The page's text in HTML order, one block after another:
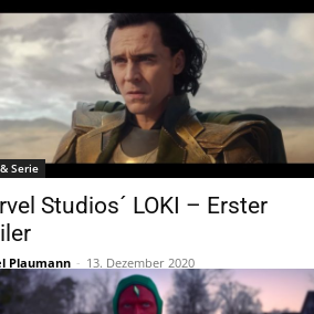
Serie
Studios´ LOKI – Erster
Plaumann - 13. Dezember 2020